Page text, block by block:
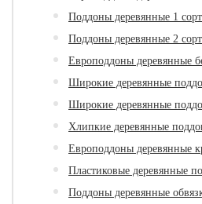
Поддоны деревянные 1 сорт
Поддоны деревянные 2 сорт
Европоддоны деревянные
Широкие деревянные
Широкие деревянные
Хлипкие деревянные
Европоддоны деревянные
Пластиковые деревянные
Поддоны деревянные